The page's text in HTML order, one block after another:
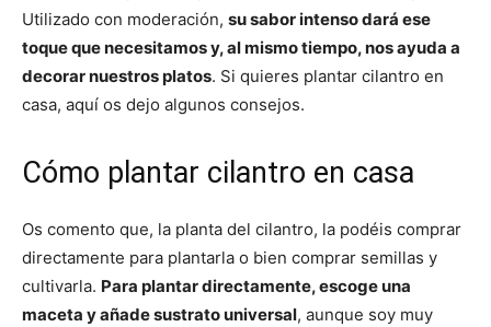
Utilizado con moderación, su sabor intenso dará ese
toque que necesitamos y, al mismo tiempo, nos ayuda a
decorar nuestros platos. Si quieres plantar cilantro en
casa, aquí os dejo algunos consejos.
Cómo plantar cilantro en casa
Os comento que, la planta del cilantro, la podéis comprar
directamente para plantarla o bien comprar semillas y
cultivarla. Para plantar directamente, escoge una
maceta y añade sustrato universal, aunque soy muy